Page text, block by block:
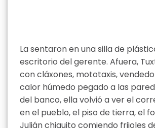
La sentaron en una silla de
escritorio del gerente. Afuera,
con cláxones, mototaxis,
calor húmedo pegado a las
del banco, ella volvió a ver el
en el pueblo, el piso de tierra, el
Julián chiquito comiendo frijoles